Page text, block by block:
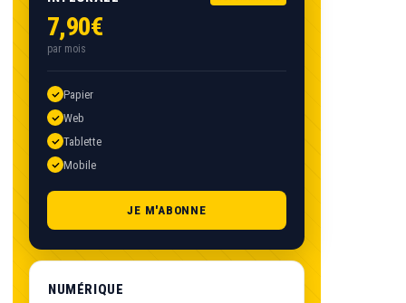
7,90€
par mois
Papier
Web
Tablette
Mobile
JE M'ABONNE
NUMÉRIQUE